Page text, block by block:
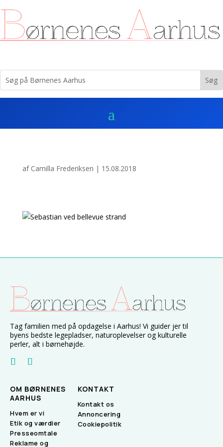
af Camilla Frederiksen | 15.08.2018
Tag familien med på opdagelse i Aarhus! Vi guider jer til
byens bedste legepladser, naturoplevelser og kulturelle
perler, alt i børnehøjde.
OM BØRNENES
AARHUS
Hvem er vi
Etik og værdier
Presseomtale
Reklame og
KONTAKT
Kontakt os
Annoncering
Cookiepolitik